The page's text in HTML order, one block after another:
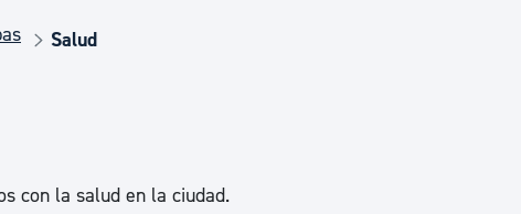
Salud
con la salud en la ciudad.